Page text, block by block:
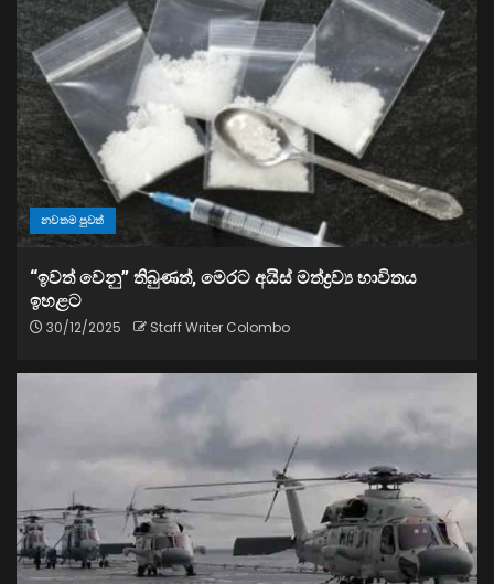
නවතම පුවත්
“ඉවත් වෙනු” තිබුණත්, මෙරට අයිස් මත්ද්‍රව්‍ය භාවිතය
ඉහළට
30/12/2025 Staff Writer Colombo